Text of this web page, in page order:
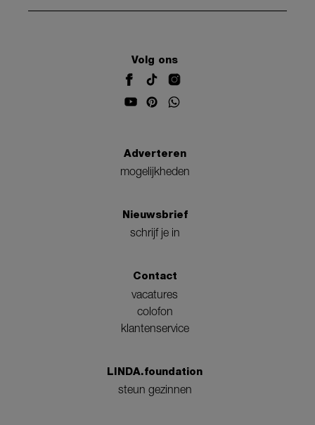
Volg ons
Adverteren
mogelijkheden
Nieuwsbrief
schrijf je in
Contact
vacatures
colofon
klantenservice
LINDA.foundation
steun gezinnen